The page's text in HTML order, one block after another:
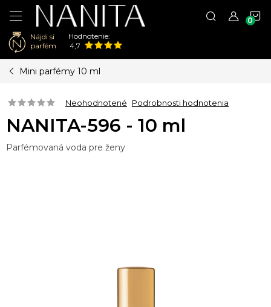
Nájdi si
parfém
Hodnotenie:
4,7
Mini parfémy 10 ml
Neohodnotené Podrobnosti hodnotenia
NANITA-596 - 10 ml
Parfémovaná voda pre ženy